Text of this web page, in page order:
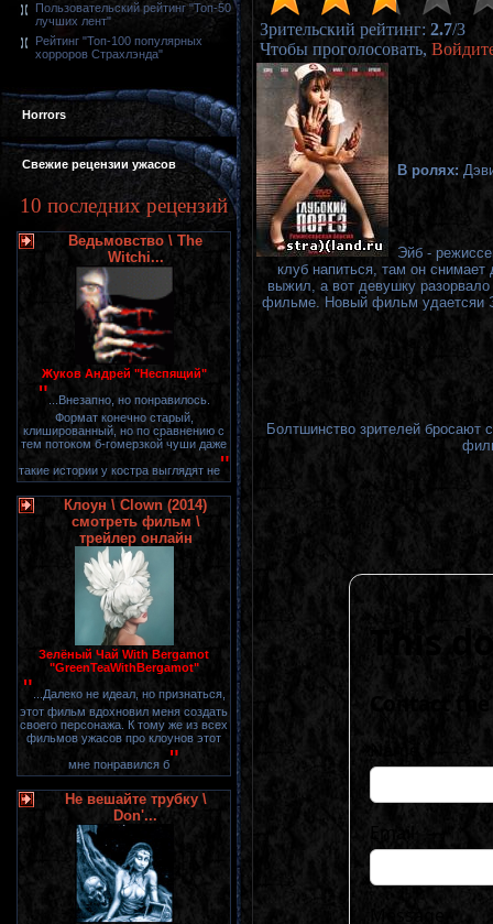
Пользовательский рейтинг "Топ-50
лучших лент"
Рейтинг "Топ-100 популярных
хорроров Страхлэнда"
Horrors
Свежие рецензии ужасов
10 последних рецензий
Ведьмовство \ The
Witchi...
Жуков Андрей "Неспящий"
" ...Внезапно, но понравилось.
Формат конечно старый,
клишированный, но по сравнению с
тем потоком б-гомерзкой чуши даже
такие истории у костра выглядят не"
Клоун \ Clown (2014)
смотреть фильм \
трейлер онлайн
Зелёный Чай With Bergamot
"GreenTeaWithBergamot"
" ...Далеко не идеал, но признаться,
этот фильм вдохновил меня создать
своего персонажа. К тому же из всех
фильмов ужасов про клоунов этот
мне понравился б"
Не вешайте трубку \
Don'...
Зрительский рейтинг: 2.7/3
Чтобы проголосовать,
В ролях:
Эйб -
клуб напиться, там он
выжил, а вот девушку
фильме. Новый фильм удаетсяи
Болтшинство зрителей бросают